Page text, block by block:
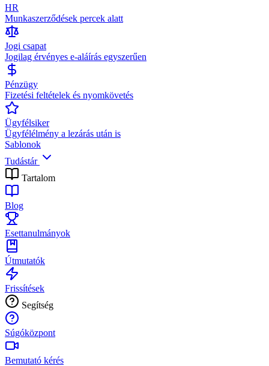
HR
Munkaszerződések percek alatt
Jogi csapat
Jogilag érvényes e-aláírás egyszerűen
Pénzügy
Fizetési feltételek és nyomkövetés
Ügyfélsiker
Ügyfélélmény a lezárás után is
Sablonok
Tudástár
Tartalom
Blog
Esettanulmányok
Útmutatók
Frissítések
Segítség
Súgóközpont
Bemutató kérés